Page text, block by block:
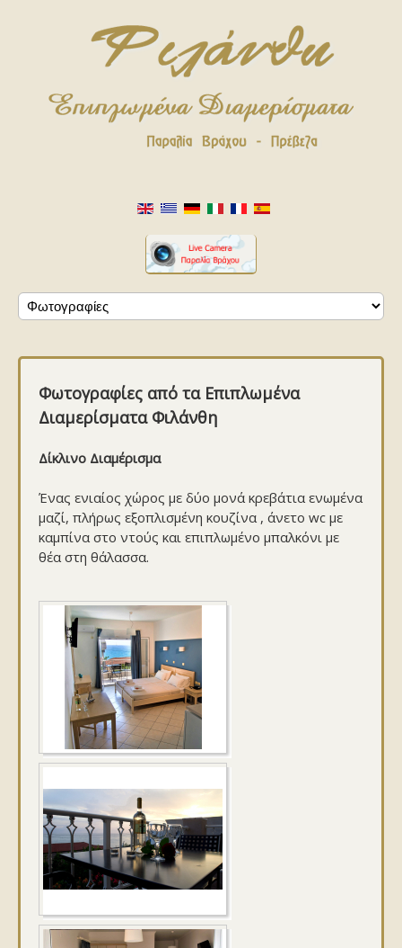
Φωτογραφίες από τα Επιπλωμένα
Διαμερίσματα Φιλάνθη
Δίκλινο Διαμέρισμα
Ένας ενιαίος χώρος με δύο μονά κρεβάτια ενωμένα
μαζί, πλήρως εξοπλισμένη κουζίνα , άνετο wc με
καμπίνα στο ντούς και επιπλωμένο μπαλκόνι με
θέα στη θάλασσα.